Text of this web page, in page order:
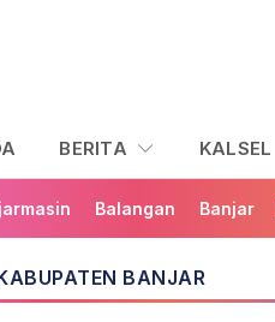
BERITA KALSEL
Balangan Banjar
BANJAR